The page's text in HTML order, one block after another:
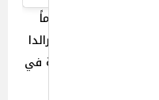
تزوج رايان جوسلينج و إيفا ميندز في عام 2022 بعد 11 عاماً
إبنتان هم إزميرالدا
أنجح العلاقات الزوجية في